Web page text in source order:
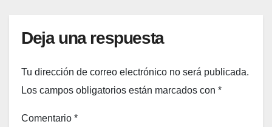
Deja una respuesta
Tu dirección de correo electrónico no será publicada.
Los campos obligatorios están marcados con *
Comentario *